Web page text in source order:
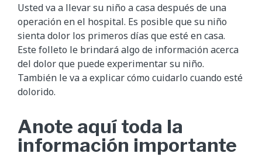
Usted va a llevar su niño a casa después de una
operación en el hospital. Es posible que su niño
sienta dolor los primeros días que esté en casa.
Este folleto le brindará algo de información acerca
del dolor que puede experimentar su niño.
También le va a explicar cómo cuidarlo cuando esté
dolorido.
Anote aquí toda la
información importante